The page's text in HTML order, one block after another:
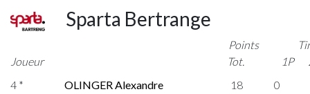
Sparta Bertrange
Joueur
Points
Tot.
1P
4 *
OLINGER Alexandre 18
0